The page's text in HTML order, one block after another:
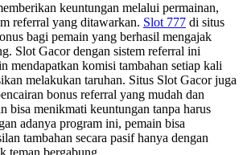
keuntungan melalui permainan,
referral yang ditawarkan. Slot 777 di situs
bagi pemain yang berhasil mengajak
Slot Gacor dengan sistem referral ini
mendapatkan komisi tambahan setiap kali
melakukan taruhan. Situs Slot Gacor juga
bonus referral yang mudah dan
bisa menikmati keuntungan tanpa harus
adanya program ini, pemain bisa
tambahan secara pasif hanya dengan